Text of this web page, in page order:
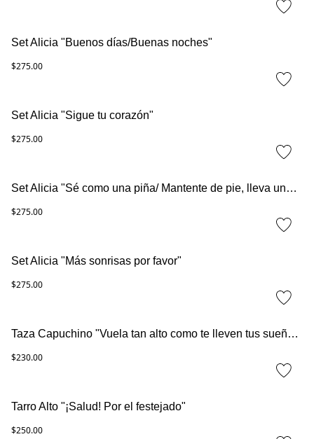
Set Alicia "Buenos días/Buenas noches"
$275.00
Set Alicia "Sigue tu corazón"
$275.00
Set Alicia "Sé como una piña/ Mantente de pie, lleva una corona y sé dulce en el interior"
$275.00
Set Alicia "Más sonrisas por favor"
$275.00
Taza Capuchino "Vuela tan alto como te lleven tus sueños"
$230.00
Tarro Alto "¡Salud! Por el festejado"
$250.00